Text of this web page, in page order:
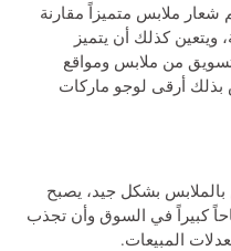
شعار ملابس متميزاً مقارنة
ويتعين كذلك أن يتميز
من ملابس ومواقع
بذلك أرقى لوجو ماركات
بالملابس بشكل جيد، يصبح
كبيراً في السوق وأن تجذب
المبيعات.